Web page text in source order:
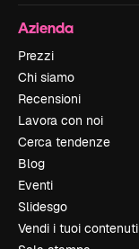
Azienda
Prezzi
Chi siamo
Recensioni
Lavora con noi
Cerca tendenze
Blog
Eventi
Slidesgo
Vendi i tuoi contenuti